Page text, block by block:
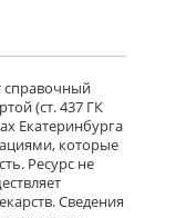
справочный
(ст. 437 ГК
Екатеринбурга
которые
Ресурс не
Сведения